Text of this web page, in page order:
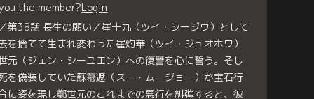
the member?Login
第38話 長生の願い／崔十九（ツイ・シージウ）として
を捨てて生まれ変わった崔灼華（ツイ・ジュオホワ）
元（ジェン・シーユエン）への復讐を心に誓う。そし
を偽装していた蘇幕遮（スー・ムージョー）が宝石行
に姿を現し鄭世元のこれまでの悪行を糾弾すると、彼